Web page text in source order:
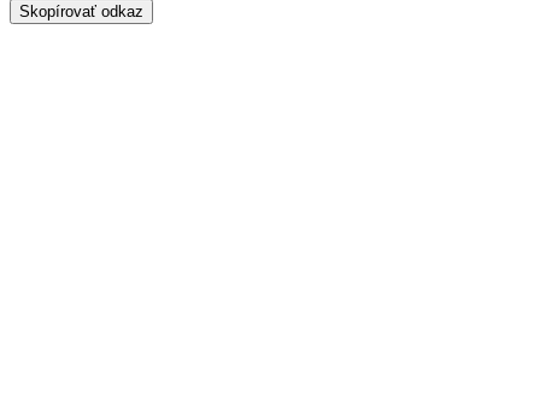
Skopírovať odkaz